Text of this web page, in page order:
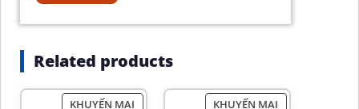
Related products
KHUYẾN MẠI KHUYẾN MẠI